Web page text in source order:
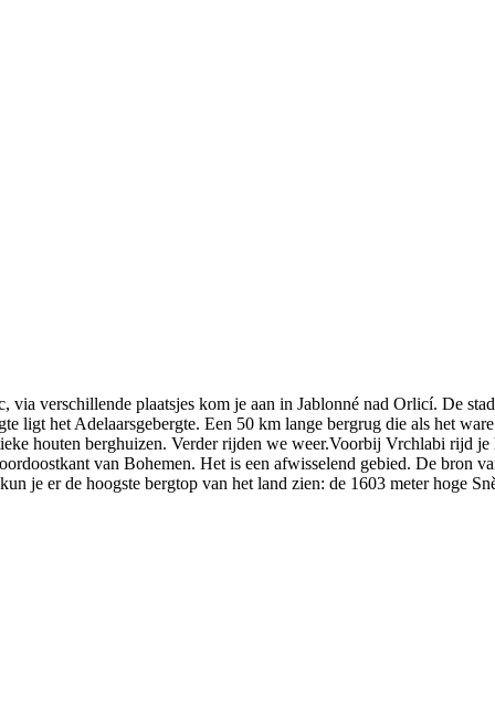
verschillende plaatsjes kom je aan in Jablonné nad Orlicí. De
ligt het Adelaarsgebergte. Een 50 km lange bergrug die als het
houten berghuizen. Verder rijden we weer.Voorbij Vrchlabi rijd
van Bohemen. Het is een afwisselend gebied. De bron
je er de hoogste bergtop van het land zien: de 1603 meter hoge